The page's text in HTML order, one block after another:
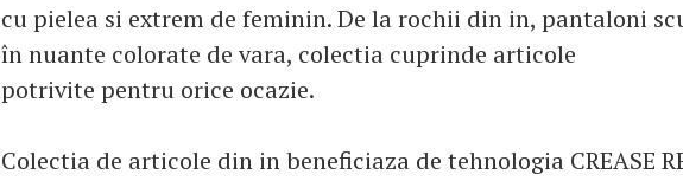
cu pielea si extrem de feminin. De la rochii din in, pantaloni
în nuante colorate de vara, colectia cuprinde articole
potrivite pentru orice ocazie.
Colectia de articole din in beneficiaza de tehnologia CREASE